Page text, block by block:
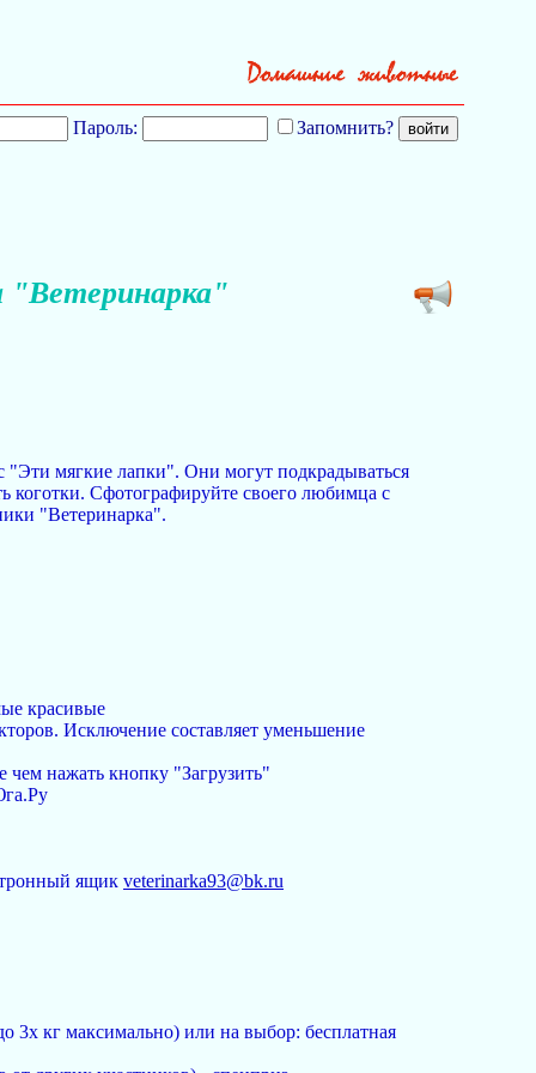
Пароль: Запомнить?
"Ветеринарка"
"Эти мягкие лапки". Они могут подкрадываться
коготки. Сфотографируйте своего любимца с
"Ветеринарка".
красивые
Исключение составляет уменьшение
нажать кнопку "Загрузить"
ящик veterinarka93@bk.ru
3х кг максимально) или на выбор: бесплатная